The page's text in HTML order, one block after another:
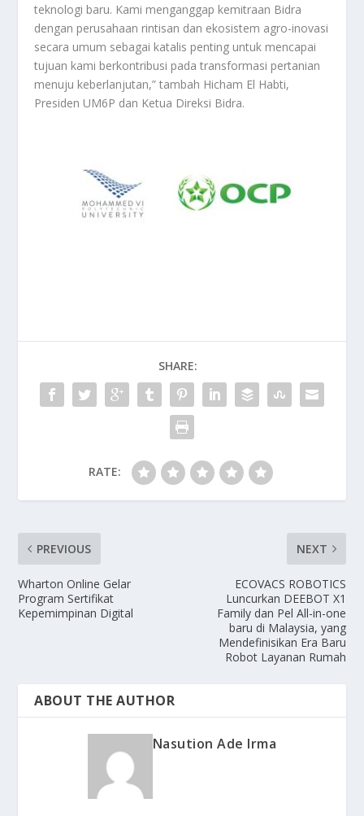
teknologi baru. Kami menganggap kemitraan Bidra
dengan perusahaan rintisan dan ekosistem agro-inovasi
secara umum sebagai katalis penting untuk mencapai
tujuan kami berkontribusi pada transformasi pertanian
menuju keberlanjutan,” tambah Hicham El Habti,
Presiden UM6P dan Ketua Direksi Bidra.
SHARE:
RATE:
PREVIOUS
Wharton Online Gelar
Program Sertifikat
Kepemimpinan Digital
NEXT
ECOVACS ROBOTICS
Luncurkan DEEBOT X1
Family dan Pel All-in-one
baru di Malaysia, yang
Mendefinisikan Era Baru
Robot Layanan Rumah
ABOUT THE AUTHOR
Nasution Ade Irma